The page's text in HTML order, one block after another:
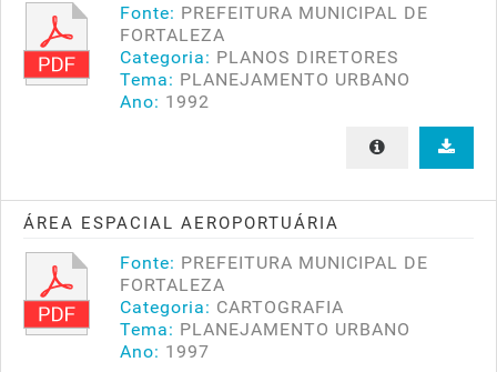
Fonte: PREFEITURA MUNICIPAL DE
FORTALEZA
Categoria: PLANOS DIRETORES
Tema: PLANEJAMENTO URBANO
Ano: 1992
ÁREA ESPACIAL AEROPORTUÁRIA
Fonte: PREFEITURA MUNICIPAL DE
FORTALEZA
Categoria: CARTOGRAFIA
Tema: PLANEJAMENTO URBANO
Ano: 1997